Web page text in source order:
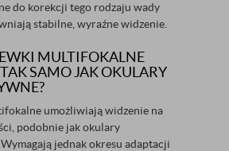
do korekcji tego rodzaju wady
stabilne, wyraźne widzenie.
MULTIFOKALNE
SAMO JAK OKULARY
umożliwiają widzenie na
podobnie jak okulary
jednak okresu adaptacji